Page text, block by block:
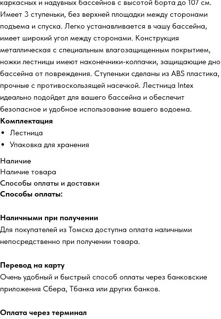
каркасных и надувных бассейнов с высотой борта до 107 см.
Имеет 3 ступеньки, без верхней площадки между сторонами
подъема и спуска. Легко устанавливается в чашу бассейна,
имеет широкий угол между сторонами. Конструкция
металлическая с специальным влагозащищенным покрытием,
ножки лестницы имеют наконечники-колпачки, защищающие дно
бассейна от повреждения. Ступеньки сделаны из ABS пластика,
прочные с противоскользящей насечкой. Лестница Intex
идеально подойдет для вашего бассейна и обеспечит
безопасное и удобное использование вашего водоема.
Комплектация
Лестница
Упаковка для хранения
Наличие
Наличие товара
Способы оплаты и доставки
Способы оплаты:
Наличными при получении
Для покупателей из Томска доступна оплата наличными
непосредственно при получении товара.
Перевод на карту
Очень удобный и быстрый способ оплаты через банковские
приложения Сбера, Тбанка или других банков.
Оплата через терминал